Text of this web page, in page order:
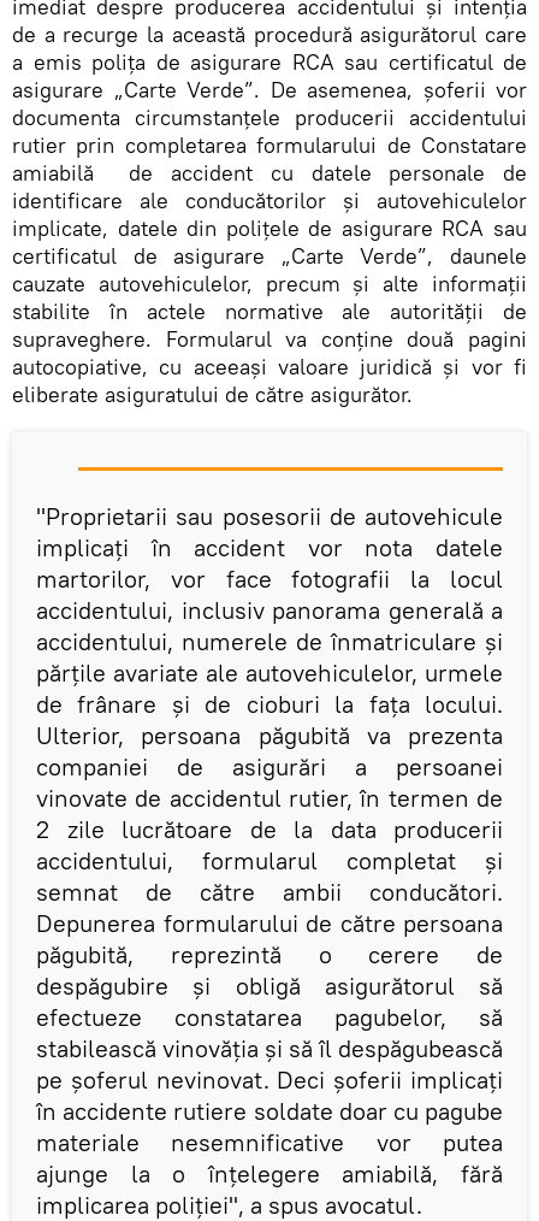
imediat despre producerea accidentului și intenția
de a recurge la această procedură asigurătorul care
a emis polița de asigurare RCA sau certificatul de
asigurare „Carte Verde”. De asemenea, șoferii vor
documenta circumstanțele producerii accidentului
rutier prin completarea formularului de Constatare
amiabilă de accident cu datele personale de
identificare ale conducătorilor şi autovehiculelor
implicate, datele din poliţele de asigurare RCA sau
certificatul de asigurare „Carte Verde”, daunele
cauzate autovehiculelor, precum şi alte informaţii
stabilite în actele normative ale autorităţii de
supraveghere. Formularul va conţine două pagini
autocopiative, cu aceeaşi valoare juridică şi vor fi
eliberate asiguratului de către asigurător.
"Proprietarii sau posesorii de autovehicule
implicați în accident vor nota datele
martorilor, vor face fotografii la locul
accidentului, inclusiv panorama generală a
accidentului, numerele de înmatriculare și
părțile avariate ale autovehiculelor, urmele
de frânare și de cioburi la fața locului.
Ulterior, persoana păgubită va prezenta
companiei de asigurări a persoanei
vinovate de accidentul rutier, în termen de
2 zile lucrătoare de la data producerii
accidentului, formularul completat și
semnat de către ambii conducători.
Depunerea formularului de către persoana
păgubită, reprezintă o cerere de
despăgubire și obligă asigurătorul să
efectueze constatarea pagubelor, să
stabilească vinovăția și să îl despăgubească
pe șoferul nevinovat. Deci șoferii implicați
în accidente rutiere soldate doar cu pagube
materiale nesemnificative vor putea
ajunge la o înțelegere amiabilă, fără
implicarea poliției", a spus avocatul.